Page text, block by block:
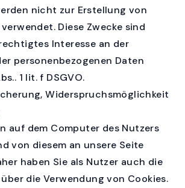
nicht zur Erstellung von
Diese Zwecke sind
Interesse an der
personenbezogenen Daten
1 lit. f DSGVO.
Widerspruchsmöglichkeit
auf dem Computer des Nutzers
von diesem an unsere Seite
haben Sie als Nutzer auch die
die Verwendung von Cookies.